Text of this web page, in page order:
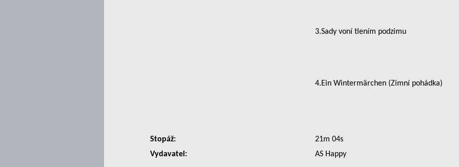
3.Sady voní tlením podzimu
4.Ein Wintermärchen (Zimní pohádka)
Stopáž:
21m 04s
Vydavatel:
AS Happy